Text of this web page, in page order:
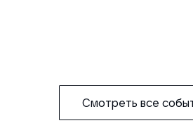
Смотреть все